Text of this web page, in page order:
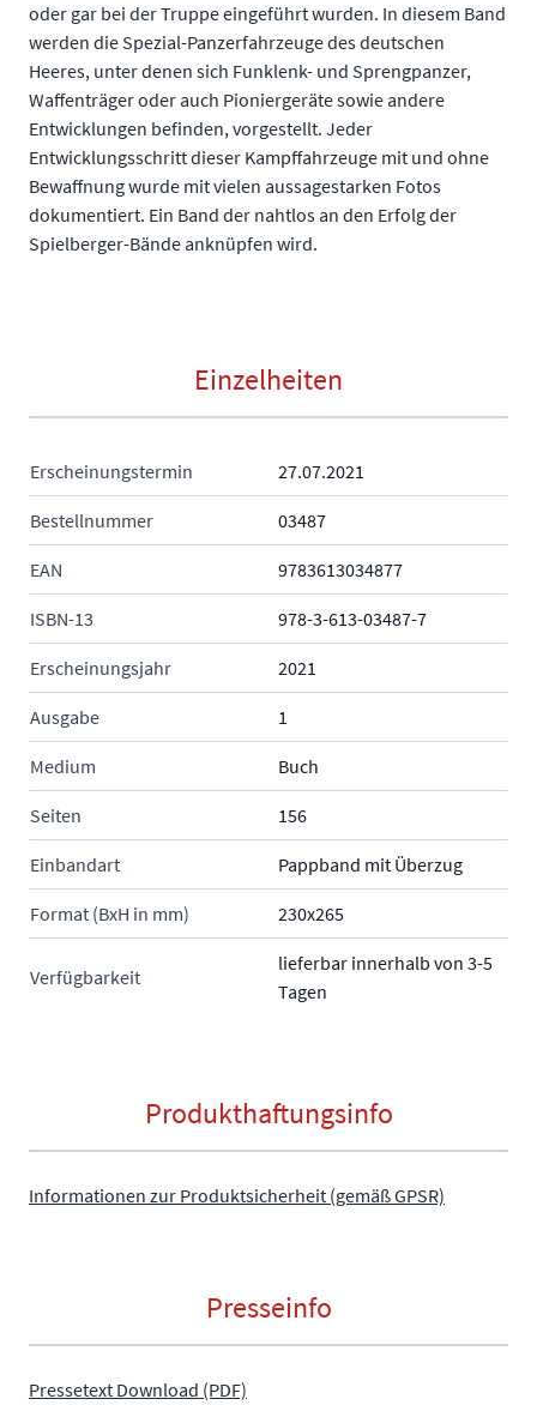
oder gar bei der Truppe eingeführt wurden. In diesem Band
werden die Spezial-Panzerfahrzeuge des deutschen
Heeres, unter denen sich Funklenk- und Sprengpanzer,
Waffenträger oder auch Pioniergeräte sowie andere
Entwicklungen befinden, vorgestellt. Jeder
Entwicklungsschritt dieser Kampffahrzeuge mit und ohne
Bewaffnung wurde mit vielen aussagestarken Fotos
dokumentiert. Ein Band der nahtlos an den Erfolg der
Spielberger-Bände anknüpfen wird.
Einzelheiten
Erscheinungstermin 27.07.2021
Bestellnummer 03487
EAN 9783613034877
ISBN-13 978-3-613-03487-7
Erscheinungsjahr 2021
Ausgabe 1
Medium Buch
Seiten 156
Einbandart Pappband mit Überzug
Format (BxH in mm) 230x265
Verfügbarkeit
lieferbar innerhalb von 3-5
Tagen
Produkthaftungsinfo
Informationen zur Produktsicherheit (gemäß GPSR)
Presseinfo
Pressetext Download (PDF)